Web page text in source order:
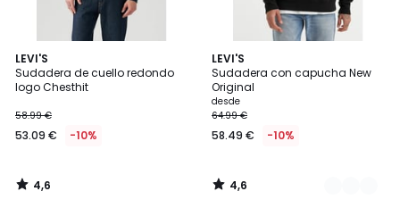
LEVI'S
Sudadera de cuello redondo
logo Chesthit
58.99 €
53.09 € -10%
4,6
/ 5
4,6
/
LEVI'S
Sudadera con capucha New
Original
desde
64.99 €
58.49 € -10%
4,6
/ 5
2
Colores
4,6
/